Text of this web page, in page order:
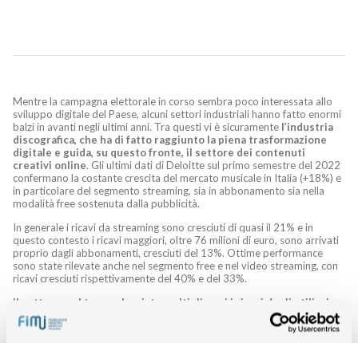
Mentre la campagna elettorale in corso sembra poco interessata allo
sviluppo digitale del Paese, alcuni settori industriali hanno fatto enormi
balzi in avanti negli ultimi anni. Tra questi vi è sicuramente l’industria
discografica, che ha di fatto raggiunto la piena trasformazione
digitale e guida, su questo fronte, il settore dei contenuti
creativi online. Gli ultimi dati di Deloitte sul primo semestre del 2022
confermano la costante crescita del mercato musicale in Italia (+18%) e
in particolare del segmento streaming, sia in abbonamento sia nella
modalità free sostenuta dalla pubblicità.
In generale i ricavi da streaming sono cresciuti di quasi il 21% e in
questo contesto i ricavi maggiori, oltre 76 milioni di euro, sono arrivati
proprio dagli abbonamenti, cresciuti del 13%. Ottime performance
sono state rilevate anche nel segmento free e nel video streaming, con
ricavi cresciuti rispettivamente del 40% e del 33%.
Il settore, nel tempo, ha visto moltiplicarsi i ricavi degli utilizzi
musicali su vari fronti
: l’industria ha ormai messo a punto modelli di
monetizzazione che generano fatturato da tutte i principali utilizzi